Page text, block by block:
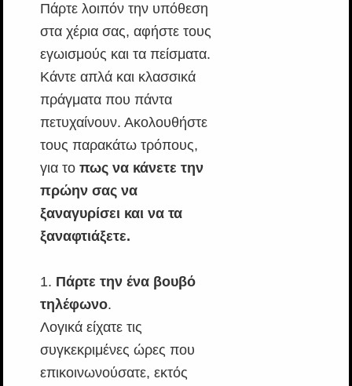
Πάρτε λοιπόν την υπόθεση
στα χέρια σας, αφήστε τους
εγωισμούς και τα πείσματα.
Κάντε απλά και κλασσικά
πράγματα που πάντα
πετυχαίνουν. Ακολουθήστε
τους παρακάτω τρόπους,
για το πως να κάνετε την
πρώην σας να
ξαναγυρίσει και να τα
ξαναφτιάξετε.
1. Πάρτε την ένα βουβό
τηλέφωνο.
Λογικά είχατε τις
συγκεκριμένες ώρες που
επικοινωνούσατε, εκτός